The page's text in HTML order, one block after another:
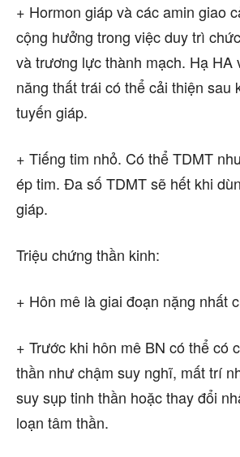
+ Hormon giáp và các amin giao
cộng hưởng trong việc duy trì
và trương lực thành mạch. Hạ HA
năng thất trái có thể cải thiện sau
tuyến giáp.
+ Tiếng tim nhỏ. Có thể TDMT
ép tim. Đa số TDMT sẽ hết khi
giáp.
Triệu chứng thần kinh:
+ Hôn mê là giai đoạn nặng nhất
+ Trước khi hôn mê BN có thể có
thần như chậm suy nghĩ, mất trí
suy sụp tinh thần hoặc thay đổi
loạn tâm thần.